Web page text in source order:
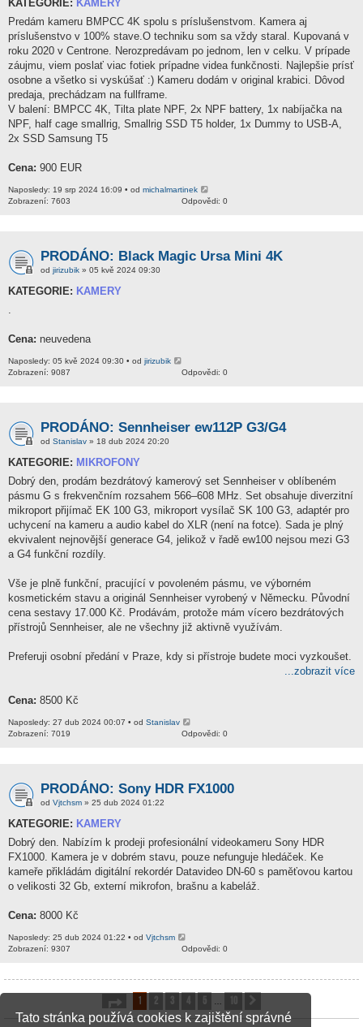
Tato stránka používá cookies k zajištění správné
KATEGORIE: KAMERY
Predám kameru BMPCC 4K spolu s príslušenstvom. Kamera aj
príslušenstvo v 100% stave.O techniku som sa vždy staral. Kupovaná v
roku 2020 v Centrone. Nerozpredávam po jednom, len v celku. V prípade
záujmu, viem poslať viac fotiek prípadne videa funkčnosti. Najlepšie prísť
osobne a všetko si vyskúšať :) Kameru dodám v original krabici. Dôvod
predaja, prechádzam na fullframe.
V balení: BMPCC 4K, Tilta plate NPF, 2x NPF battery, 1x nabíjačka na
NPF, half cage smallrig, Smallrig SSD T5 holder, 1x Dummy to USB-A,
2x SSD Samsung T5
Cena: 900 EUR
Naposledy: 19 srp 2024 16:09 • od michalmartinek
Odpovědi: 0
Zobrazení: 7603
PRODÁNO: Black Magic Ursa Mini 4K
od jirizubik » 05 kvě 2024 09:30
KATEGORIE: KAMERY
.
Cena: neuvedena
Naposledy: 05 kvě 2024 09:30 • od jirizubik
Odpovědi: 0
Zobrazení: 9087
PRODÁNO: Sennheiser ew112P G3/G4
od Stanislav » 18 dub 2024 20:20
KATEGORIE: MIKROFONY
Dobrý den, prodám bezdrátový kamerový set Sennheiser v oblíbeném
pásmu G s frekvenčním rozsahem 566–608 MHz. Set obsahuje diverzitní
mikroport přijímač EK 100 G3, mikroport vysílač SK 100 G3, adaptér pro
uchycení na kameru a audio kabel do XLR (není na fotce). Sada je plný
ekvivalent nejnovější generace G4, jelikož v řadě ew100 nejsou mezi G3
a G4 funkční rozdíly.
Vše je plně funkční, pracující v povoleném pásmu, ve výborném
kosmetickém stavu a originál Sennheiser vyrobený v Německu. Původní
cena sestavy 17.000 Kč. Prodávám, protože mám vícero bezdrátových
přístrojů Sennheiser, ale ne všechny již aktivně využívám.
Preferuji osobní předání v Praze, kdy si přístroje budete moci vyzkoušet.
...zobrazit více
Cena: 8500 Kč
Naposledy: 27 dub 2024 00:07 • od Stanislav
Odpovědi: 0
Zobrazení: 7019
PRODÁNO: Sony HDR FX1000
od Vjtchsm » 25 dub 2024 01:22
KATEGORIE: KAMERY
Dobrý den. Nabízím k prodeji profesionální videokameru Sony HDR
FX1000. Kamera je v dobrém stavu, pouze nefunguje hledáček. Ke
kameře přikládám digitální rekordér Datavideo DN-60 s paměťovou kartou
o velikosti 32 Gb, externí mikrofon, brašnu a kabeláž.
Cena: 8000 Kč
Naposledy: 25 dub 2024 01:22 • od Vjtchsm
Odpovědi: 0
Zobrazení: 9307
Stránka 1z 10
1 2 3 4 10